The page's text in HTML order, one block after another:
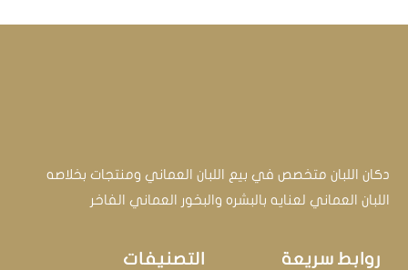
دكان اللبان متخصص في بيع اللبان العماني ومنتجات بخلاصه
اللبان العماني لعنايه بالبشره والبخور العماني الفاخر
روابط سريعة التصنيفات